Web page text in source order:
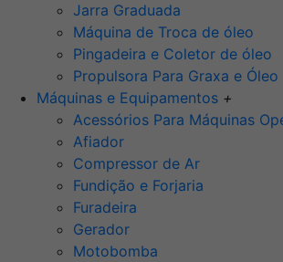
Jarra Graduada
Máquina de Troca de óleo
Pingadeira e Coletor de óleo
Propulsora Para Graxa e Óleo
Máquinas e Equipamentos +
Acessórios Para Máquinas
Afiador
Compressor de Ar
Fundição e Forjaria
Furadeira
Gerador
Motobomba